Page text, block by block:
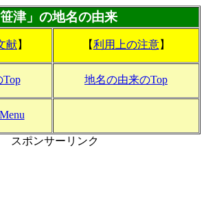
笹津」の地名の由来
献】 【利用上の注意】
地名の由来のTop
スポンサーリンク